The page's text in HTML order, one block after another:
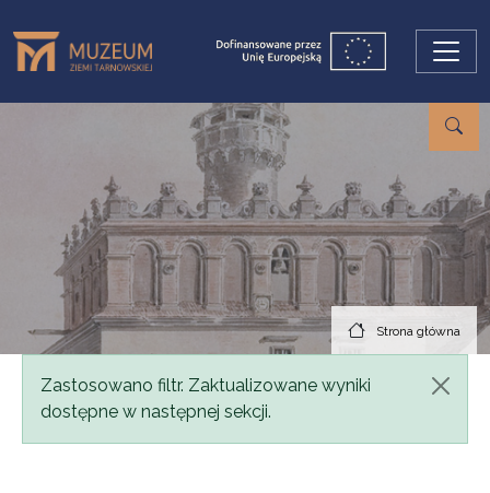
Strona główna
Komunikat
Zastosowano filtr. Zaktualizowane wyniki
dostępne w następnej sekcji.